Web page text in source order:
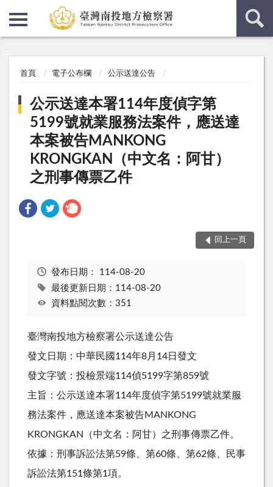
首頁 電子公布欄 公示送達公告
公示送達本署114年度偵字第
5199號就業服務法案件，應送達
本案被告MANKONG
KRONGKAN（中文名：阿甘）
之刑事傳票乙件
回上一頁
發布日期： 114-08-20
最後更新日期：114-08-20
資料點閱次數：351
臺灣南投地方檢察署公示送達公告
發文日期：中華民國114年8月14日發文
發文字號：投檢景端114偵5199字第859號
主旨：公示送達本署114年度偵字第5199號就業服
務法案件，應送達本案被告MANKONG
KRONGKAN（中文名：阿甘）之刑事傳票乙件。
依據：刑事訴訟法第59條、第60條、第62條、民事
訴訟法第151條第1項。